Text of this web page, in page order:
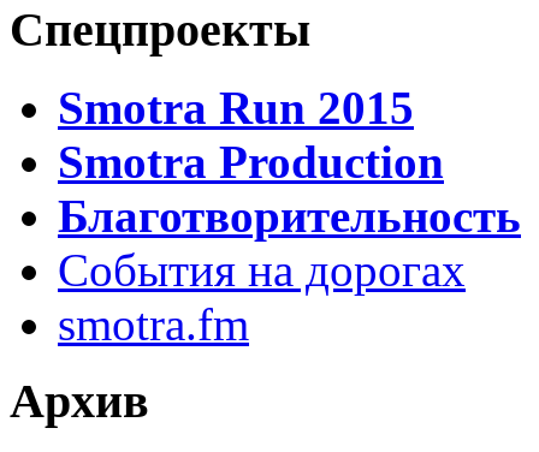
Спецпроекты
Smotra Run 2015
Smotra Production
Благотворительность
События на дорогах
smotra.fm
Архив